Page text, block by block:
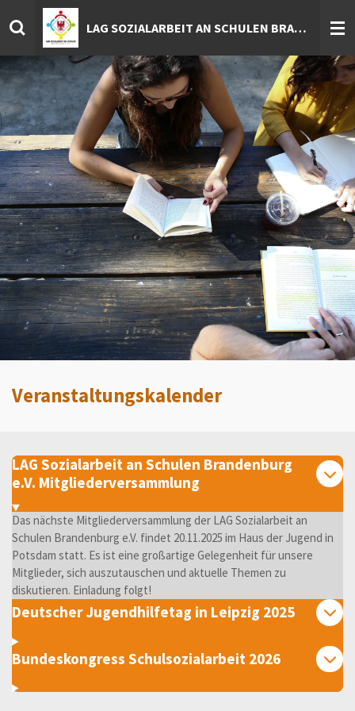
Hauptinhalt
springen
LAG SOZIALARBEIT AN SCHULEN BRANDENBURG E.V.
Veranstaltungskalender
LAG Sozialarbeit an Schulen Brandenburg
e.V. Mitgliederversammlung
Das nächste Mitgliederversammlung der LAG Sozialarbeit an
Schulen Brandenburg e.V. findet 20.11.2025 im Haus der Jugend in
Potsdam statt. Es ist eine großartige Gelegenheit für unsere
Mitglieder, sich auszutauschen und aktuelle Themen zu
diskutieren. Einladung folgt!
Deutscher Jugendhilfetag in Leipzig 2025
Bundeskongress Schulsozialarbeit 2026